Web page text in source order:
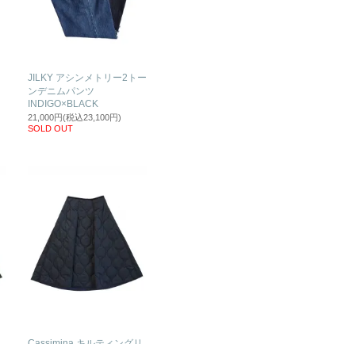
JILKY アシンメトリー2トー
ンデニムパンツ
INDIGO×BLACK
21,000円(税込23,100円)
SOLD OUT